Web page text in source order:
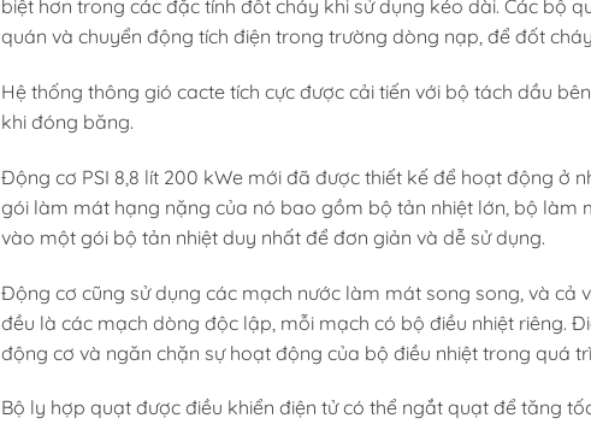
biệt hơn trong các đặc tính đốt cháy khi sử dụng kéo dài. Các bộ
quán và chuyển động tích điện trong trường dòng nạp, để đốt
Hệ thống thông gió cacte tích cực được cải tiến với bộ tách dầu
khi đóng băng.
Động cơ PSI 8,8 lít 200 kWe mới đã được thiết kế để hoạt động ở
gói làm mát hạng nặng của nó bao gồm bộ tản nhiệt lớn, bộ làm
vào một gói bộ tản nhiệt duy nhất để đơn giản và dễ sử dụng.
Động cơ cũng sử dụng các mạch nước làm mát song song, và cả
đều là các mạch dòng độc lập, mỗi mạch có bộ điều nhiệt riêng.
động cơ và ngăn chặn sự hoạt động của bộ điều nhiệt trong quá
Bộ ly hợp quạt được điều khiển điện tử có thể ngắt quạt để tăng